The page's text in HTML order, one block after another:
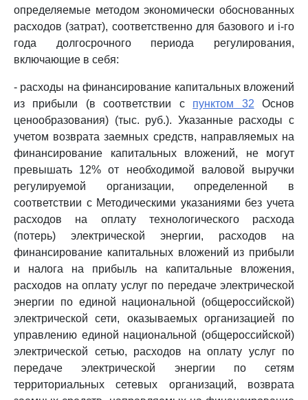
определяемые методом экономически обоснованных
расходов (затрат), соответственно для базового и i-го
года долгосрочного периода регулирования,
включающие в себя:
- расходы на финансирование капитальных вложений
из прибыли (в соответствии с пунктом 32 Основ
ценообразования) (тыс. руб.). Указанные расходы с
учетом возврата заемных средств, направляемых на
финансирование капитальных вложений, не могут
превышать 12% от необходимой валовой выручки
регулируемой организации, определенной в
соответствии с Методическими указаниями без учета
расходов на оплату технологического расхода
(потерь) электрической энергии, расходов на
финансирование капитальных вложений из прибыли
и налога на прибыль на капитальные вложения,
расходов на оплату услуг по передаче электрической
энергии по единой национальной (общероссийской)
электрической сети, оказываемых организацией по
управлению единой национальной (общероссийской)
электрической сетью, расходов на оплату услуг по
передаче электрической энергии по сетям
территориальных сетевых организаций, возврата